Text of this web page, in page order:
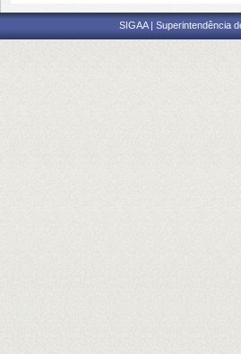
SIGAA | Superintendência